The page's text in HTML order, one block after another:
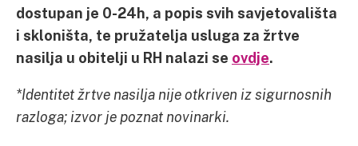
dostupan je 0-24h, a popis svih savjetovališta
i skloništa, te pružatelja usluga za žrtve
nasilja u obitelji u RH nalazi se ovdje.
*Identitet žrtve nasilja nije otkriven iz sigurnosnih
razloga; izvor je poznat novinarki.